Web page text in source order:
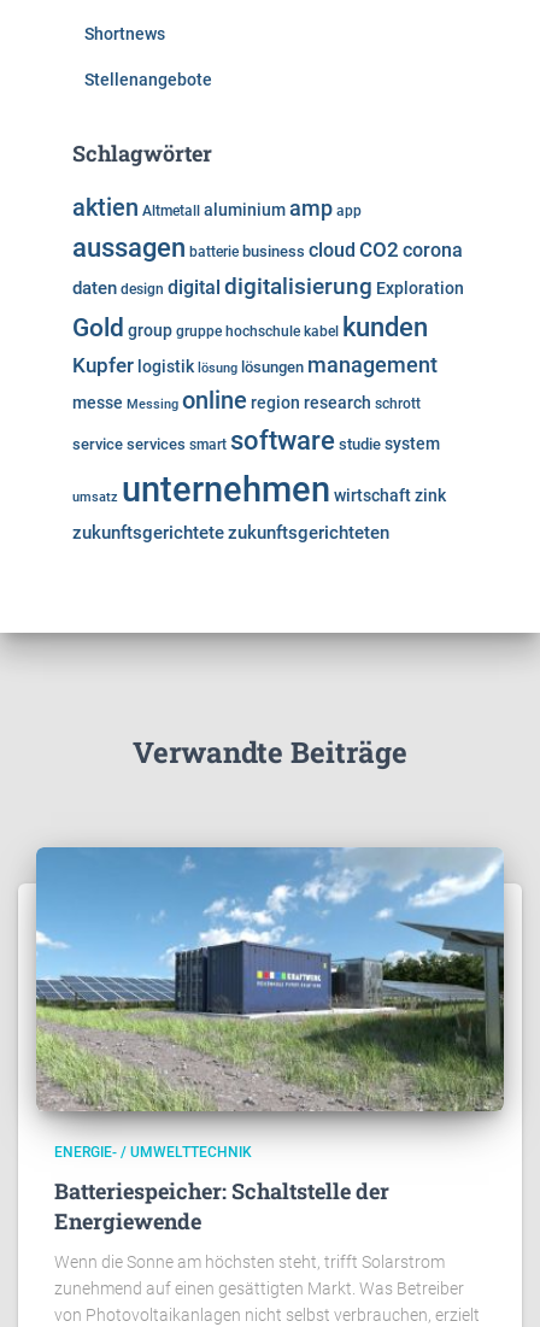
Shortnews
Stellenangebote
Schlagwörter
aktien Altmetall aluminiumamp app
aussagen batterie business cloud CO2 corona
daten design digital digitalisierung Exploration
Gold group gruppe hochschule kabel kunden
Kupfer logistik lösung lösungen management
messe Messing online region research schrott
service services smart software studie system
umsatz unternehmen wirtschaftzink
zukunftsgerichtetezukunftsgerichteten
Verwandte Beiträge
ENERGIE- / UMWELTTECHNIK
Batteriespeicher: Schaltstelle der
Energiewende
Wenn die Sonne am höchsten steht, trifft Solarstrom
zunehmend auf einen gesättigten Markt. Was Betreiber
von Photovoltaikanlagen nicht selbst verbrauchen, erzielt